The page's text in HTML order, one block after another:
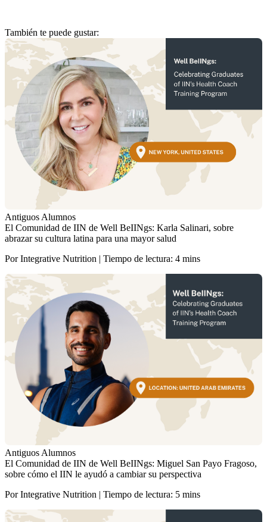
También te puede gustar:
Antiguos Alumnos
El Comunidad de IIN de Well BeIINgs: Karla Salinari, sobre
abrazar su cultura latina para una mayor salud
Por Integrative Nutrition | Tiempo de lectura: 4 mins
Antiguos Alumnos
El Comunidad de IIN de Well BeIINgs: Miguel San Payo Fragoso,
sobre cómo el IIN le ayudó a cambiar su perspectiva
Por Integrative Nutrition | Tiempo de lectura: 5 mins